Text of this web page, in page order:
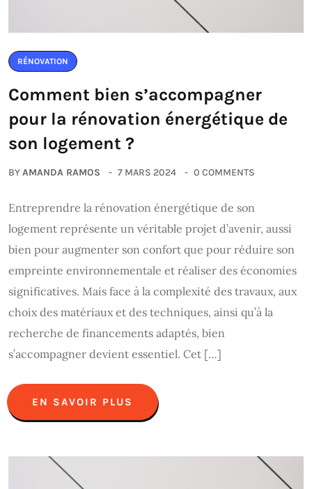
RÉNOVATION
Comment bien s’accompagner
pour la rénovation énergétique de
son logement ?
BYAMANDA RAMOS 7 MARS 2024 0 COMMENTS
Entreprendre la rénovation énergétique de son
logement représente un véritable projet d’avenir, aussi
bien pour augmenter son confort que pour réduire son
empreinte environnementale et réaliser des économies
significatives. Mais face à la complexité des travaux, aux
choix des matériaux et des techniques, ainsi qu’à la
recherche de financements adaptés, bien
s’accompagner devient essentiel. Cet […]
EN SAVOIR PLUS